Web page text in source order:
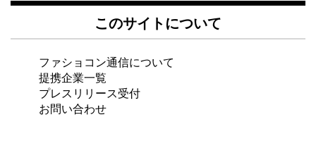
このサイトについて
ファショコン通信について
提携企業一覧
プレスリリース受付
お問い合わせ